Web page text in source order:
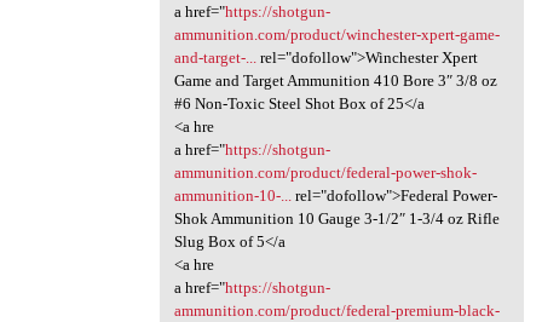
a href="https://shotgun-
ammunition.com/product/winchester-xpert-game-
and-target-...rel="dofollow">Winchester Xpert
Game and Target Ammunition 410 Bore 3″ 3/8 oz
#6 Non-Toxic Steel Shot Box of 25</a
<a hre
a href="https://shotgun-
ammunition.com/product/federal-power-shok-
ammunition-10-...rel="dofollow">Federal Power-
Shok Ammunition 10 Gauge 3-1/2″ 1-3/4 oz Rifle
Slug Box of 5</a
<a hre
a href="https://shotgun-
ammunition.com/product/federal-premium-black-